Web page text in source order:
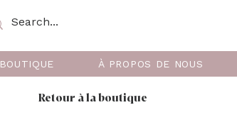
BOUTIQUE À PROPOS DE NOUS
Retour à la boutique